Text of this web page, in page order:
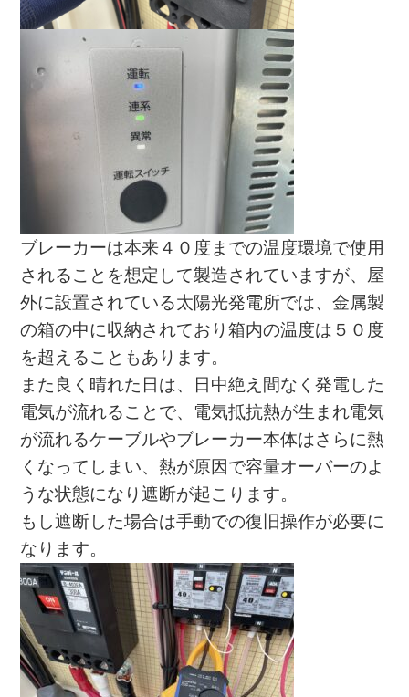
ブレーカーは本来４０度までの温度環境で使用
されることを想定して製造されていますが、屋
外に設置されている太陽光発電所では、金属製
の箱の中に収納されており箱内の温度は５０度
を超えることもあります。
また良く晴れた日は、日中絶え間なく発電した
電気が流れることで、電気抵抗熱が生まれ電気
が流れるケーブルやブレーカー本体はさらに熱
くなってしまい、熱が原因で容量オーバーのよ
うな状態になり遮断が起こります。
もし遮断した場合は手動での復旧操作が必要に
なります。